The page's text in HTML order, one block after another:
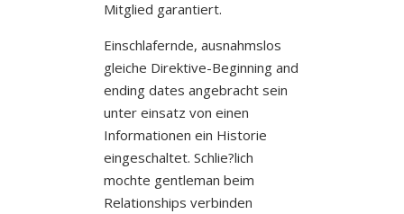
Mitglied garantiert.
Einschlafernde, ausnahmslos
gleiche Direktive-Beginning and
ending dates angebracht sein
unter einsatz von einen
Informationen ein Historie
eingeschaltet. Schlie?lich
mochte gentleman beim
Relationships verbinden